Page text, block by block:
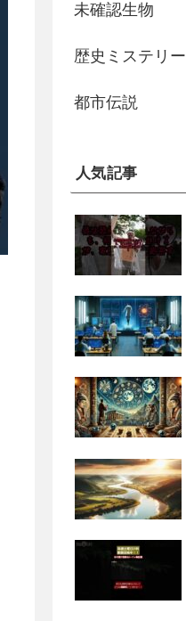
未確認生物
歴史ミステリー
都市伝説
人気記事